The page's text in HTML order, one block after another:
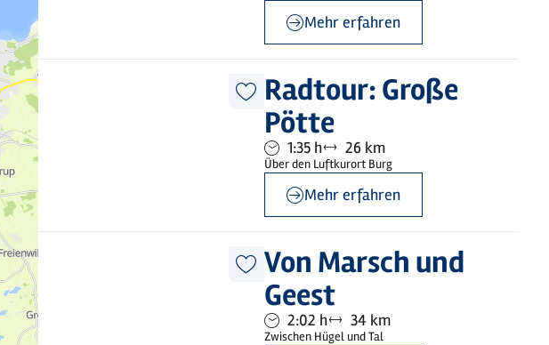
Mehr erfahren
Diesen
Artikel
merken
Radtour: Große
Pötte
Dauer:
1:35 h Entfernung:
26 km
Über den Luftkurort Burg
Mehr
erfahren
Mehr erfahren
Diesen
Artikel
merken
Von Marsch und
Geest
Dauer:
2:02 h Entfernung:
34 km
Zwischen Hügel und Tal
Mehr